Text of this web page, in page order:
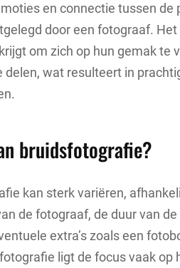
en connectie tussen de
door een fotograaf.
om zich op hun gemak te
wat resulteert in
bruidsfotografie?
kan sterk variëren,
de fotograaf, de duur van
extra’s zoals een
ligt de focus vaak op